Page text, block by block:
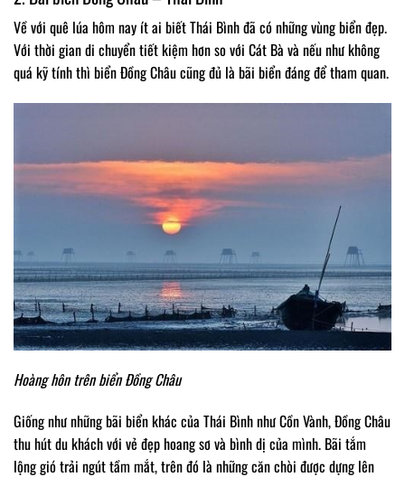
Về với quê lúa hôm nay ít ai biết Thái Bình đã có những vùng biển đẹp.
Với thời gian di chuyển tiết kiệm hơn so với Cát Bà và nếu như không
quá kỹ tính thì biển Đồng Châu cũng đủ là bãi biển đáng để tham quan.
Hoàng hôn trên biển Đồng Châu
Giống như những bãi biển khác của Thái Bình như Cồn Vành, Đồng Châu
thu hút du khách với vẻ đẹp hoang sơ và bình dị của mình. Bãi tắm
lộng gió trải ngút tầm mắt, trên đó là những căn chòi được dựng lên